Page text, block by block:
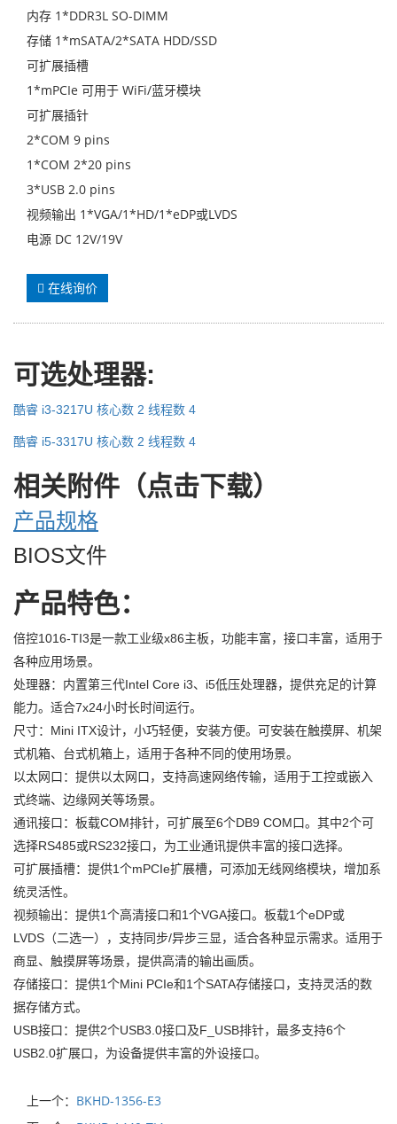
内存 1*DDR3L SO-DIMM
存储 1*mSATA/2*SATA HDD/SSD
可扩展插槽
1*mPCIe 可用于 WiFi/蓝牙模块
可扩展插针
2*COM 9 pins
1*COM 2*20 pins
3*USB 2.0 pins
视频输出 1*VGA/1*HD/1*eDP或LVDS
电源 DC 12V/19V
在线询价
可选处理器:
酷睿 i3-3217U 核心数 2 线程数 4
酷睿 i5-3317U 核心数 2 线程数 4
相关附件（点击下载）
产品规格
BIOS文件
产品特色：
倍控1016-TI3是一款工业级x86主板，功能丰富，接口丰富，适用于
各种应用场景。
处理器：内置第三代Intel Core i3、i5低压处理器，提供充足的计算
能力。适合7x24小时长时间运行。
尺寸：Mini ITX设计，小巧轻便，安装方便。可安装在触摸屏、机架
式机箱、台式机箱上，适用于各种不同的使用场景。
以太网口：提供以太网口，支持高速网络传输，适用于工控或嵌入
式终端、边缘网关等场景。
通讯接口：板载COM排针，可扩展至6个DB9 COM口。其中2个可
选择RS485或RS232接口，为工业通讯提供丰富的接口选择。
可扩展插槽：提供1个mPCIe扩展槽，可添加无线网络模块，增加系
统灵活性。
视频输出：提供1个高清接口和1个VGA接口。板载1个eDP或
LVDS（二选一），支持同步/异步三显，适合各种显示需求。适用于
商显、触摸屏等场景，提供高清的输出画质。
存储接口：提供1个Mini PCIe和1个SATA存储接口，支持灵活的数
据存储方式。
USB接口：提供2个USB3.0接口及F_USB排针，最多支持6个
USB2.0扩展口，为设备提供丰富的外设接口。
上一个： BKHD-1356-E3